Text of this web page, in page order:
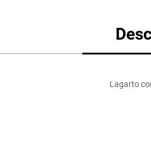
Lagarto